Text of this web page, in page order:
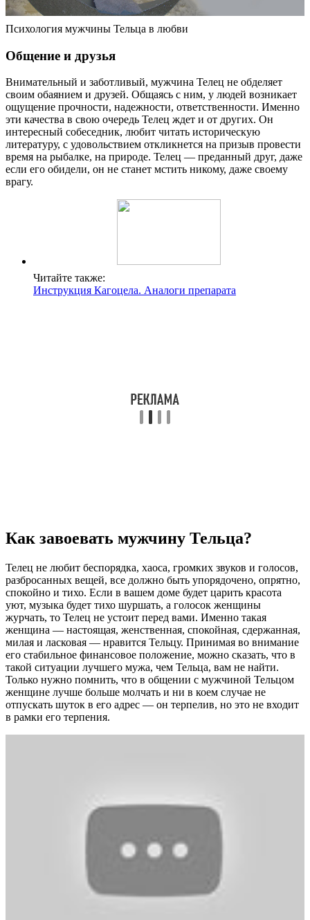
Психология мужчины Тельца в любви
Общение и друзья
Внимательный и заботливый, мужчина Телец не обделяет
своим обаянием и друзей. Общаясь с ним, у людей возникает
ощущение прочности, надежности, ответственности. Именно
эти качества в свою очередь Телец ждет и от других. Он
интересный собеседник, любит читать историческую
литературу, с удовольствием откликнется на призыв провести
время на рыбалке, на природе. Телец — преданный друг, даже
если его обидели, он не станет мстить никому, даже своему
врагу.
Читайте также:
Инструкция Кагоцела. Аналоги препарата
Как завоевать мужчину Тельца?
Телец не любит беспорядка, хаоса, громких звуков и голосов,
разбросанных вещей, все должно быть упорядочено, опрятно,
спокойно и тихо. Если в вашем доме будет царить красота
уют, музыка будет тихо шуршать, а голосок женщины
журчать, то Телец не устоит перед вами. Именно такая
женщина — настоящая, женственная, спокойная, сдержанная,
милая и ласковая — нравится Тельцу. Принимая во внимание
его стабильное финансовое положение, можно сказать, что в
такой ситуации лучшего мужа, чем Тельца, вам не найти.
Только нужно помнить, что в общении с мужчиной Тельцом
женщине лучше больше молчать и ни в коем случае не
отпускать шуток в его адрес — он терпелив, но это не входит
в рамки его терпения.